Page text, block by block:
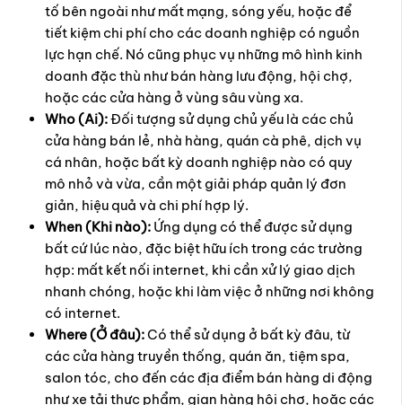
tố bên ngoài như mất mạng, sóng yếu, hoặc để
tiết kiệm chi phí cho các doanh nghiệp có nguồn
lực hạn chế. Nó cũng phục vụ những mô hình kinh
doanh đặc thù như bán hàng lưu động, hội chợ,
hoặc các cửa hàng ở vùng sâu vùng xa.
Who (Ai):Đối tượng sử dụng chủ yếu là các chủ
cửa hàng bán lẻ, nhà hàng, quán cà phê, dịch vụ
cá nhân, hoặc bất kỳ doanh nghiệp nào có quy
mô nhỏ và vừa, cần một giải pháp quản lý đơn
giản, hiệu quả và chi phí hợp lý.
When (Khi nào): Ứng dụng có thể được sử dụng
bất cứ lúc nào, đặc biệt hữu ích trong các trường
hợp: mất kết nối internet, khi cần xử lý giao dịch
nhanh chóng, hoặc khi làm việc ở những nơi không
có internet.
Where (Ở đâu):Có thể sử dụng ở bất kỳ đâu, từ
các cửa hàng truyền thống, quán ăn, tiệm spa,
salon tóc, cho đến các địa điểm bán hàng di động
như xe tải thực phẩm, gian hàng hội chợ, hoặc các